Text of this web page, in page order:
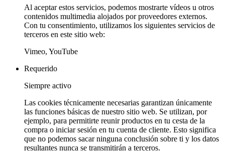
Al aceptar estos servicios, podemos mostrarte vídeos u otros
contenidos multimedia alojados por proveedores externos.
Con tu consentimiento, utilizamos los siguientes servicios de
terceros en este sitio web:
Vimeo, YouTube
Requerido
Siempre activo
Las cookies técnicamente necesarias garantizan únicamente
las funciones básicas de nuestro sitio web. Se utilizan, por
ejemplo, para permitirte reunir productos en tu cesta de la
compra o iniciar sesión en tu cuenta de cliente. Esto significa
que no podemos sacar ninguna conclusión sobre ti y los datos
resultantes nunca se transmitirán a terceros.